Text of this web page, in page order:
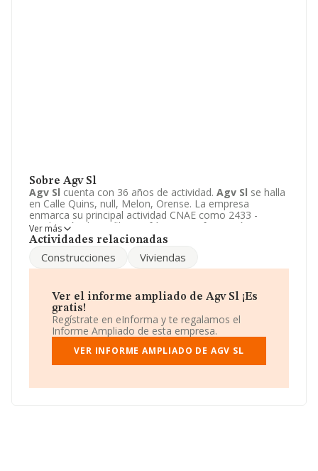
Sobre Agv Sl
Agv Sl cuenta con 36 años de actividad. Agv Sl se halla
en Calle Quins, null, Melon, Orense. La empresa
enmarca su principal actividad CNAE como 2433 -
Producción de perfiles en frío por conformación con
plegado.Agv Sltoma la forma jurídica de Sociedad
Menor de 300 mil €.
Ver más
Actividades relacionadas
Construcciones Viviendas
Ver el informe ampliado de Agv Sl ¡Es
gratis!
Regístrate en eInforma y te regalamos el
Informe Ampliado de esta empresa.
VER INFORME AMPLIADO DE AGV SL